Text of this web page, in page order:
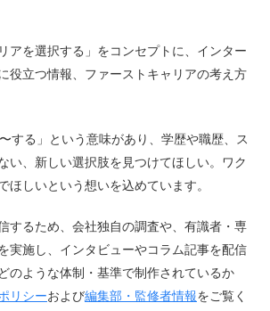
アを選択する」をコンセプトに、インター
役立つ情報、ファーストキャリアの考え方
する」という意味があり、学歴や職歴、ス
い、新しい選択肢を見つけてほしい。ワク
ほしいという想いを込めています。
するため、会社独自の調査や、有識者・専
実施し、インタビューやコラム記事を配信
のような体制・基準で制作されているか
リシーおよび編集部・監修者情報をご覧く